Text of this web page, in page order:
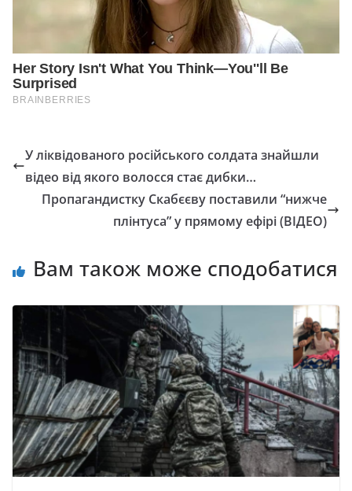
У ліквідованого російського солдата знайшли
відео від якого волосся стає дибки…
Пропагандистку Скабєєву поставили “нижче
плінтуса” у прямому ефірі (ВІДЕО)
Вам також може сподобатися